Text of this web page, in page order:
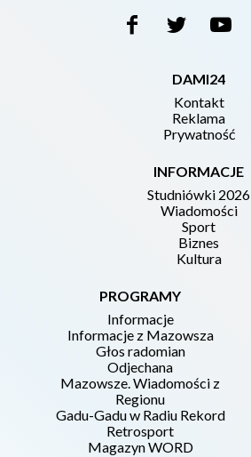
DAMI24
Kontakt
Reklama
Prywatność
INFORMACJE
Studniówki 2026
Wiadomości
Sport
Biznes
Kultura
PROGRAMY
Informacje
Informacje z Mazowsza
Głos radomian
Odjechana
Mazowsze. Wiadomości z
Regionu
Gadu-Gadu w Radiu Rekord
Retrosport
Magazyn WORD